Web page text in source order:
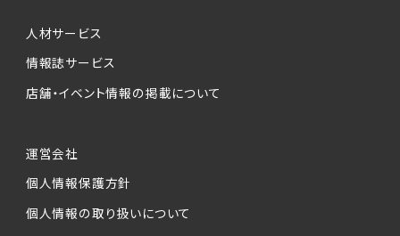
人材サービス
情報誌サービス
店舗・イベント情報の掲載について
運営会社
個人情報保護方針
個人情報の取り扱いについて